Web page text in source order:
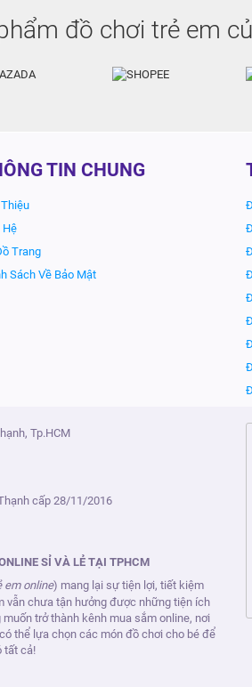
đồ chơi trẻ em
TIN CHUNG
Hệ
Trang
Sách Về Bảo Mật
Tp.HCM
cấp 28/11/2016
SỈ VÀ LẺ TẠI TPHCM
em online) mang lại sự tiện lợi, tiết kiệm
vẫn chưa tận hưởng được những tiện ích
trở thành kênh mua sắm online, nơi
thể lựa chọn các món đồ chơi cho bé để
tất cả!